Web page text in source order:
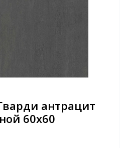
антрацит
60х60